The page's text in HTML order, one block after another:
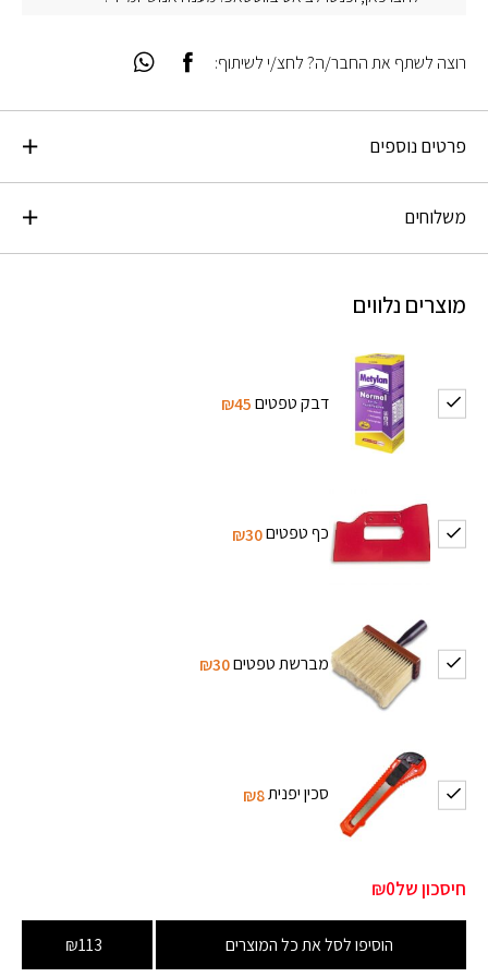
פרטים נוספים
משלוחים
מוצרים נלווים
דבק טפטים₪45
כף טפטים₪30
מברשת טפטים₪30
סכין יפנית₪8
חיסכון של₪0
הוסיפו לסל את כל המוצרים ₪113
רוצה לשתף את החבר/ה? לחצ/י לשיתוף: